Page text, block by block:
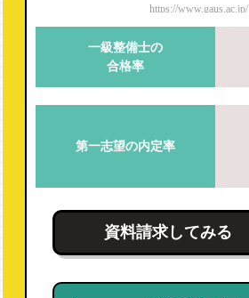
https://www.gaus.ac.jp/
一級整備士の
合格率
第一志望の内定率
資料請求してみる